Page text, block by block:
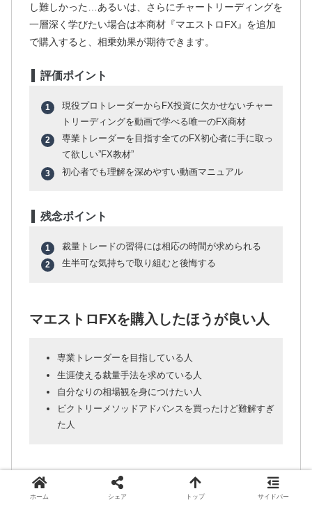
し難しかった…あるいは、さらにチャートリーディングを
一層深く学びたい場合は本商材『マエストロFX』を追加
で購入すると、相乗効果が期待できます。
評価ポイント
現役プロトレーダーからFX投資に欠かせないチャー
トリーディングを動画で学べる唯一のFX商材
専業トレーダーを目指す全てのFX初心者に手に取っ
て欲しい”FX教材”
初心者でも理解を深めやすい動画マニュアル
残念ポイント
裁量トレードの習得には相応の時間が求められる
生半可な気持ちで取り組むと後悔する
マエストロFXを購入したほうが良い人
専業トレーダーを目指している人
生涯使える裁量手法を求めている人
自分なりの相場観を身につけたい人
ビクトリーメソッドアドバンスを買ったけど難解すぎ
た人
マエストロFXを購入してはいけない人
ホーム シェア トップ サイドバー